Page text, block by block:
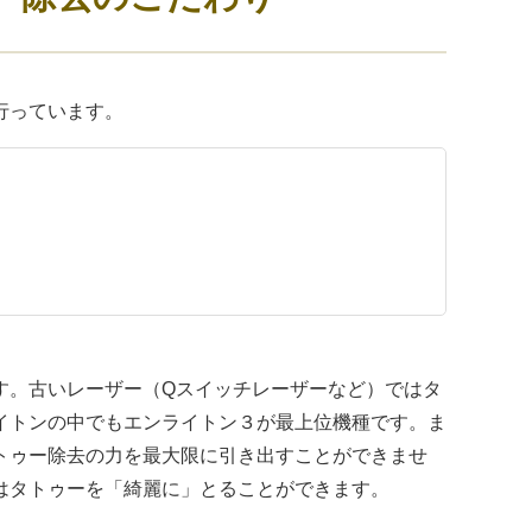
ています。
古いレーザー（Qスイッチレーザーなど）ではタ
ンの中でもエンライトン３が最上位機種です。ま
ー除去の力を最大限に引き出すことができませ
トゥーを「綺麗に」とることができます。